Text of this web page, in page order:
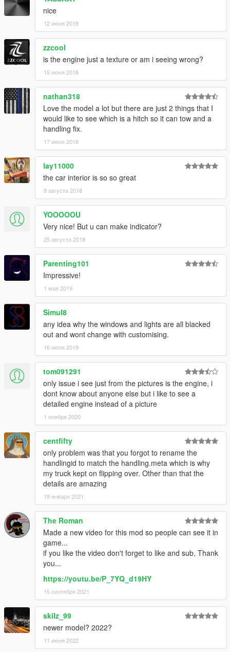
nice
12 июня 2018
zzcool
is the engine just a texture or am i seeing wrong?
15 июня 2018
nathan318
Love the model a lot but there are just 2 things that I
would like to see which is a hitch so it can tow and a
handling fix.
17 июня 2018
lay11000
the car interior is so so great
9 августа 2018
YOOOOOU
Very nice! But u can make indicator?
25 августа 2018
Parenting101
Impressive!
1 мая 2019
Simul8
any idea why the windows and lights are all blacked
out and wont change with customising.
16 июля 2019
tom091291
only issue i see just from the pictures is the engine, i
dont know about anyone else but i like to see a
detailed engine instead of a picture
1 ноября 2020
centfifty
only problem was that you forgot to rename the
handlingid to match the handling.meta which is why
my truck kept on flipping over. Other than that the
details are amazing
19 января 2021
The Roman
Made a new video for this mod so people can see it in
game...
if you like the video don't forget to like and sub, Thank
you...
https://youtu.be/P_7YQ_d19HY
15 сентября 2021
skilz_99
newer model? 2022?
11 июня 2022